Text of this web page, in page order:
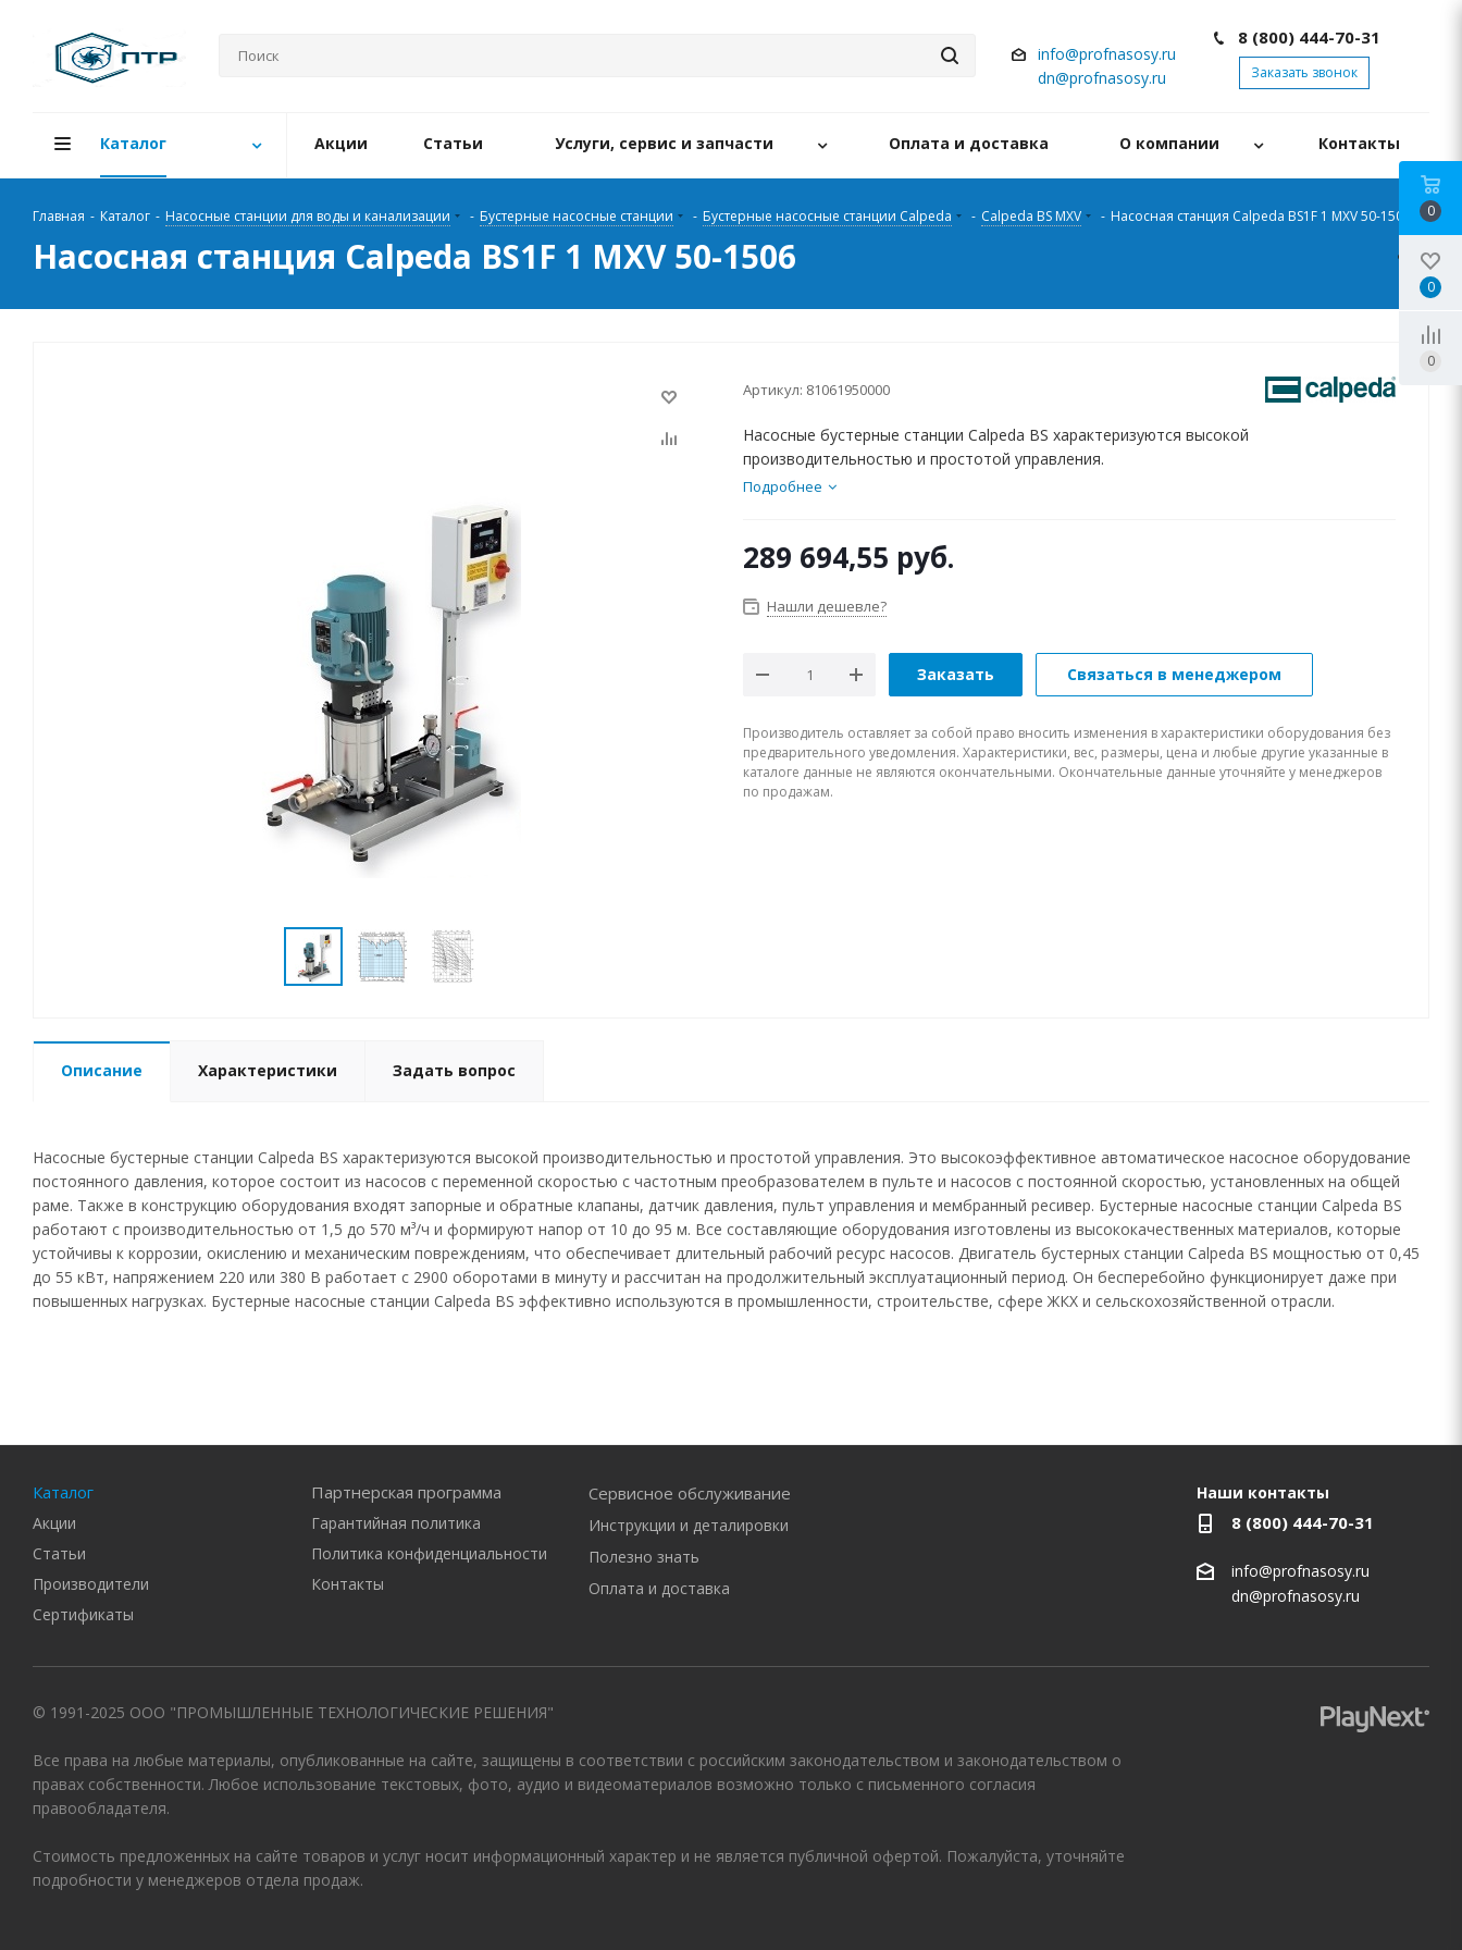
info@profnasosy.ru
dn@profnasosy.ru
8 (800) 444-70-31
Заказать звонок
Каталог Акции Статьи Услуги, сервис и запчасти Оплата и доставка О компании Контакты
Главная - Каталог - Насосные станции для воды и канализации - Бустерные насосные станции - Бустерные насосные станции Calpeda - Calpeda BS MXV - Насосная станция Calpeda BS1F 1 MXV 50-1506
Насосная станция Calpeda BS1F 1 MXV 50-1506
Артикул: 81061950000
Насосные бустерные станции Calpeda BS характеризуются высокой
производительностью и простотой управления.
Подробнее
289 694,55 руб.
Нашли дешевле?
Заказать Связаться в менеджером
Производитель оставляет за собой право вносить изменения в характеристики оборудования без
предварительного уведомления. Характеристики, вес, размеры, цена и любые другие указанные в
каталоге данные не являются окончательными. Окончательные данные уточняйте у менеджеров
по продажам.
Описание Характеристики Задать вопрос
Насосные бустерные станции Calpeda BS характеризуются высокой производительностью и простотой управления. Это высокоэффективное автоматическое насосное оборудование
постоянного давления, которое состоит из насосов с переменной скоростью с частотным преобразователем в пульте и насосов с постоянной скоростью, установленных на общей
раме. Также в конструкцию оборудования входят запорные и обратные клапаны, датчик давления, пульт управления и мембранный ресивер. Бустерные насосные станции Calpeda BS
работают с производительностью от 1,5 до 570 м³/ч и формируют напор от 10 до 95 м. Все составляющие оборудования изготовлены из высококачественных материалов, которые
устойчивы к коррозии, окислению и механическим повреждениям, что обеспечивает длительный рабочий ресурс насосов. Двигатель бустерных станции Calpeda BS мощностью от 0,45
до 55 кВт, напряжением 220 или 380 В работает с 2900 оборотами в минуту и рассчитан на продолжительный эксплуатационный период. Он бесперебойно функционирует даже при
повышенных нагрузках. Бустерные насосные станции Calpeda BS эффективно используются в промышленности, строительстве, сфере ЖКХ и сельскохозяйственной отрасли.
Каталог
Акции
Статьи
Производители
Сертификаты
Партнерская программа
Гарантийная политика
Политика конфиденциальности
Контакты
Сервисное обслуживание
Инструкции и деталировки
Полезно знать
Оплата и доставка
Наши контакты
8 (800) 444-70-31
info@profnasosy.ru
dn@profnasosy.ru
© 1991-2025 ООО "ПРОМЫШЛЕННЫЕ ТЕХНОЛОГИЧЕСКИЕ РЕШЕНИЯ"
Все права на любые материалы, опубликованные на сайте, защищены в соответствии с российским законодательством и законодательством о
правах собственности. Любое использование текстовых, фото, аудио и видеоматериалов возможно только с письменного согласия
правообладателя.
Стоимость предложенных на сайте товаров и услуг носит информационный характер и не является публичной офертой. Пожалуйста, уточняйте
подробности у менеджеров отдела продаж.
0
0
0